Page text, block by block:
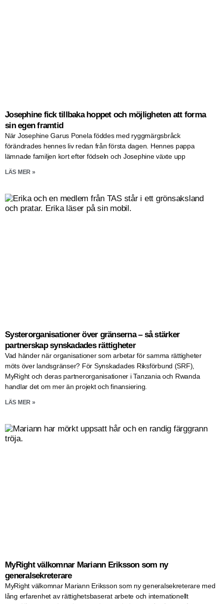
Josephine fick tillbaka hoppet och möjligheten att forma
sin egen framtid
När Josephine Garus Ponela föddes med ryggmärgsbråck
förändrades hennes liv redan från första dagen. Hennes pappa
lämnade familjen kort efter födseln och Josephine växte upp
LÄS MER »
Systerorganisationer över gränserna – så stärker
partnerskap synskadades rättigheter
Vad händer när organisationer som arbetar för samma rättigheter
möts över landsgränser? För Synskadades Riksförbund (SRF),
MyRight och deras partnerorganisationer i Tanzania och Rwanda
handlar det om mer än projekt och finansiering.
LÄS MER »
MyRight välkomnar Mariann Eriksson som ny
generalsekreterare
MyRight välkomnar Mariann Eriksson som ny generalsekreterare med
lång erfarenhet av rättighetsbaserat arbete och internationellt